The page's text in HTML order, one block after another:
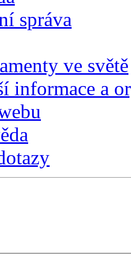
správa
ve světě
informace a